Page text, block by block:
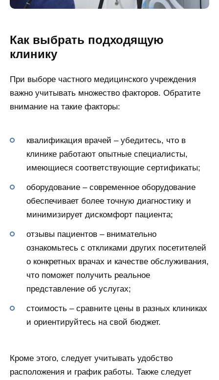
Как выбрать подходящую
клинику
При выборе частного медицинского учреждения
важно учитывать множество факторов. Обратите
внимание на такие факторы:
квалификация врачей – убедитесь, что в
клинике работают опытные специалисты,
имеющиеся соответствующие сертификаты;
оборудование – современное оборудование
обеспечивает более точную диагностику и
минимизирует дискомфорт пациента;
отзывы пациентов – внимательно
ознакомьтесь с откликами других посетителей
о конкретных врачах и качестве обслуживания,
что поможет получить реальное
представление об услугах;
стоимость – сравните цены в разных клиниках
и ориентируйтесь на свой бюджет.
Кроме этого, следует учитывать удобство
расположения и график работы. Также следует